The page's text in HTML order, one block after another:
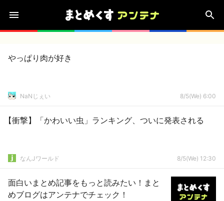
やっぱり肉が好き
NaNじぇい 8/5(We) 6:00
【衝撃】「かわいい虫」ランキング、ついに発表される
なんJワールド 8/5(We) 12:30
面白いまとめ記事をもっと読みたい！まと
めブログはアンテナでチェック！